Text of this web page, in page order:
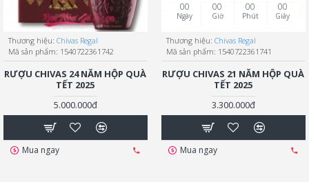
Thương hiệu: Chivas Regal
Mã sản phẩm: 1540722361742
RƯỢU CHIVAS 24 NĂM HỘP QUÀ
TẾT 2025
5.000.000đ
Mua ngay
00
Ngày
00
Giờ
00
Phút
00
Giây
Thương hiệu: Chivas Regal
Mã sản phẩm: 1540722361741
RƯỢU CHIVAS 21 NĂM HỘP QUÀ
TẾT 2025
3.300.000đ
Mua ngay